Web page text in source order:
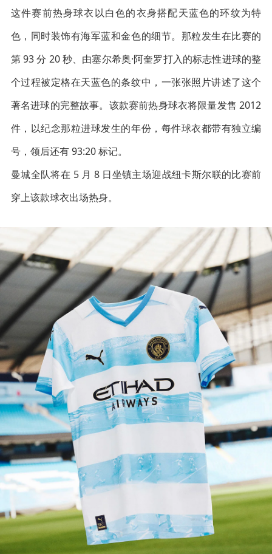
这件赛前热身球衣以白色的衣身搭配天蓝色的环纹为特
色，同时装饰有海军蓝和金色的细节。那粒发生在比赛的
第 93 分 20 秒、由塞尔希奥·阿奎罗打入的标志性进球的整
个过程被定格在天蓝色的条纹中，一张张照片讲述了这个
著名进球的完整故事。该款赛前热身球衣将限量发售 2012
件，以纪念那粒进球发生的年份，每件球衣都带有独立编
号，领后还有 93:20 标记。
曼城全队将在 5 月 8 日坐镇主场迎战纽卡斯尔联的比赛前
穿上该款球衣出场热身。